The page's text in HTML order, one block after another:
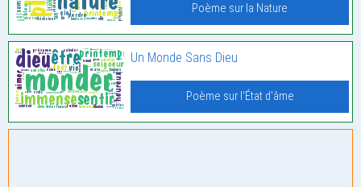
Poème sur la Nature
Un Monde Sans Dieu
Poème sur l'État d'âme